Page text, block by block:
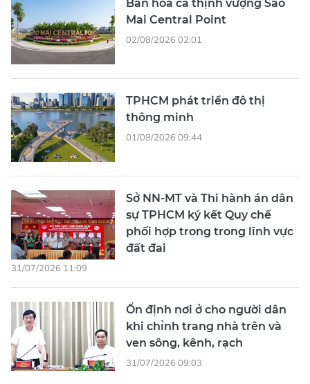
Bản hòa ca thịnh vượng Sao
Mai Central Point
02/08/2026 02:01
TPHCM phát triển đô thị
thông minh
01/08/2026 09:44
Sở NN-MT và Thi hành án dân
sự TPHCM ký kết Quy chế
phối hợp trong trong lĩnh vực
đất đai
31/07/2026 11:09
Ổn định nơi ở cho người dân
khi chỉnh trang nhà trên và
ven sông, kênh, rạch
31/07/2026 09:03